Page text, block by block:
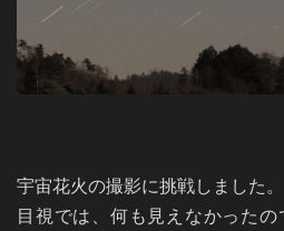
宇宙花火の撮影に挑戦しました。
目視では、何も見えなかったの